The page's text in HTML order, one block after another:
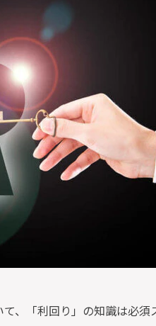
、「利回り」の知識は必須